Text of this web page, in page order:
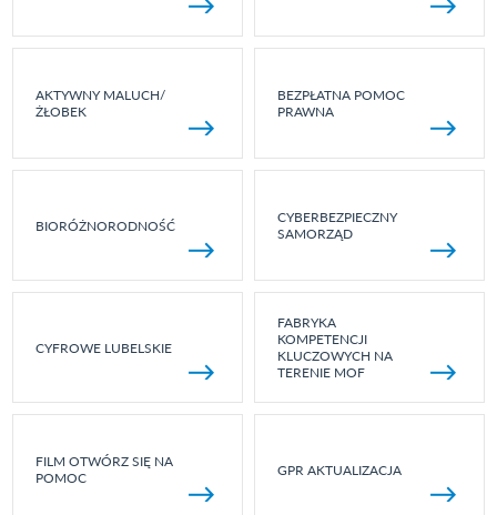
AKTYWNY MALUCH/
ŻŁOBEK
BEZPŁATNA POMOC
PRAWNA
BIORÓŻNORODNOŚĆ
CYBERBEZPIECZNY
SAMORZĄD
CYFROWE LUBELSKIE
FABRYKA
KOMPETENCJI
KLUCZOWYCH NA
TERENIE MOF
FILM OTWÓRZ SIĘ NA
POMOC
GPR AKTUALIZACJA